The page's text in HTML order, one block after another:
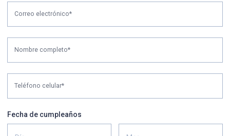
Correo electrónico*
Nombre completo*
Teléfono celular*
Fecha de cumpleaños